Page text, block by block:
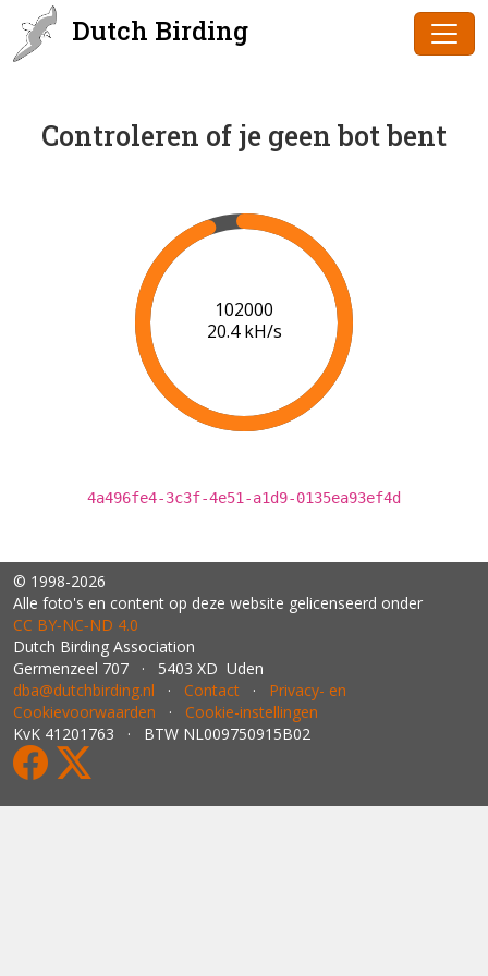
Dutch Birding
Controleren of je geen bot bent
102000
20.4 kH/s
4a496fe4-3c3f-4e51-a1d9-0135ea93ef4d
© 1998-2026
Alle foto's en content op deze website gelicenseerd onder
CC BY‑NC‑ND 4.0
Dutch Birding Association
Germenzeel 707 · 5403 XD Uden
dba@dutchbirding.nl · Contact · Privacy- en
Cookievoorwaarden · Cookie-instellingen
KvK 41201763 · BTW NL009750915B02